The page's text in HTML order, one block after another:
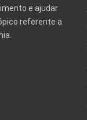
e ajudar
referente a